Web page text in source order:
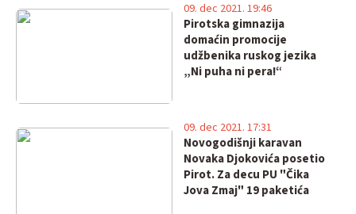
Pirotska gimnazija
domaćin promocije
udžbenika ruskog jezika
„Ni puha ni pera!“
09. dec 2021. 19:46
Novogodišnji karavan
Novaka Djokovića posetio
Pirot. Za decu PU "Čika
Jova Zmaj" 19 paketića
09. dec 2021. 17:31